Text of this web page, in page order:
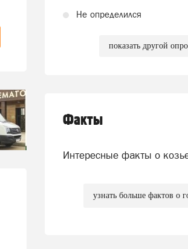
Не определился
показать другой
Факты
Интересные факты о
узнать больше фактов о